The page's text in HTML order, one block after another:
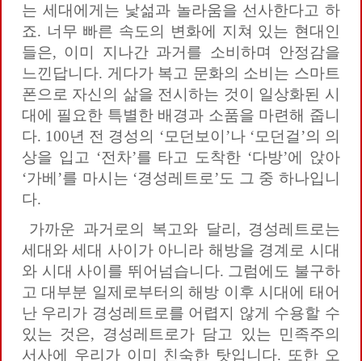
는 세대에게는 낯섦과 놀라움을 선사한다고 하
죠. 너무 빠른 속도의 변화에 지쳐 있는 현대인
들은, 이미 지나간 과거를 소비하며 안정감을
느낀답니다. 게다가 복고 문화의 소비는 스마트
폰으로 자신의 삶을 전시하는 것이 일상화된 시
대에 필요한 특별한 배경과 소품을 마련해 줍니
다. 100년 전 경성의 ‘모던보이’나 ‘모던걸’의 의
상을 입고 ‘전차’를 타고 도착한 ‘다방’에 앉아
‘가베’를 마시는 ‘경성레트로’도 그 중 하나입니
다.
가까운 과거로의 복고와 달리, 경성레트로는
세대와 세대 사이가 아니라 해방을 경계로 시대
와 시대 사이를 뛰어넘습니다. 그럼에도 불구하
고 대부분 일제로부터의 해방 이후 시대에 태어
난 우리가 경성레트로를 어렵지 않게 수용할 수
있는 것은, 경성레트로가 담고 있는 민족주의
서사에 우리가 이미 친숙한 탓입니다. 또한 오